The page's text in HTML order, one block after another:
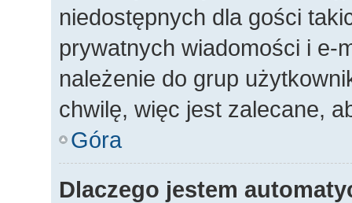
niedostępnych dla gości
prywatnych wiadomości i e-
należenie do grup
chwilę, więc jest zalecane,
Góra
Dlaczego jestem